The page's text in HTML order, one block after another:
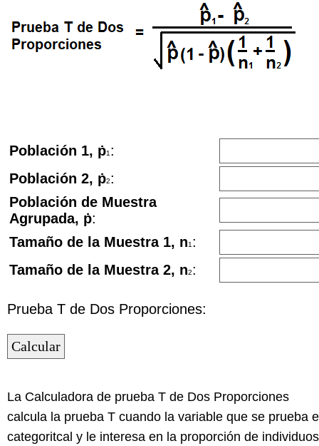
Población 1, ṗ1 :
Población 2, ṗ2:
Población de Muestra
Agrupada, ṗ:
Tamaño de la Muestra 1, n1 :
Tamaño de la Muestra 2, n2:
Prueba T de Dos Proporciones:
La Calculadora de prueba T de Dos Proporciones
calcula la prueba T cuando la variable que se prueba
categoritcal y le interesa en la proporción de individuos